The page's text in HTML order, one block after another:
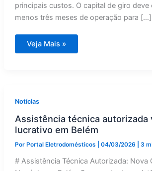
principais custos. O capital de giro deve
menos três meses de operação para […]
Belém:
Assistência
Veja Mais »
Notícias
Assistência técnica autorizada
lucrativo em Belém
Por Portal Eletrodomésticos 04/03/2026 3
# Assistência Técnica Autorizada: Nova